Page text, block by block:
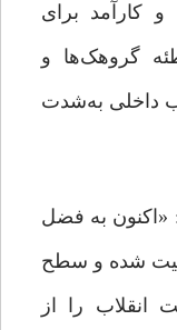
و کارآمد برای
گروهک‌ها و
داخلی به‌شدت
«اکنون به فضل
شده و سطح
انقلاب را از